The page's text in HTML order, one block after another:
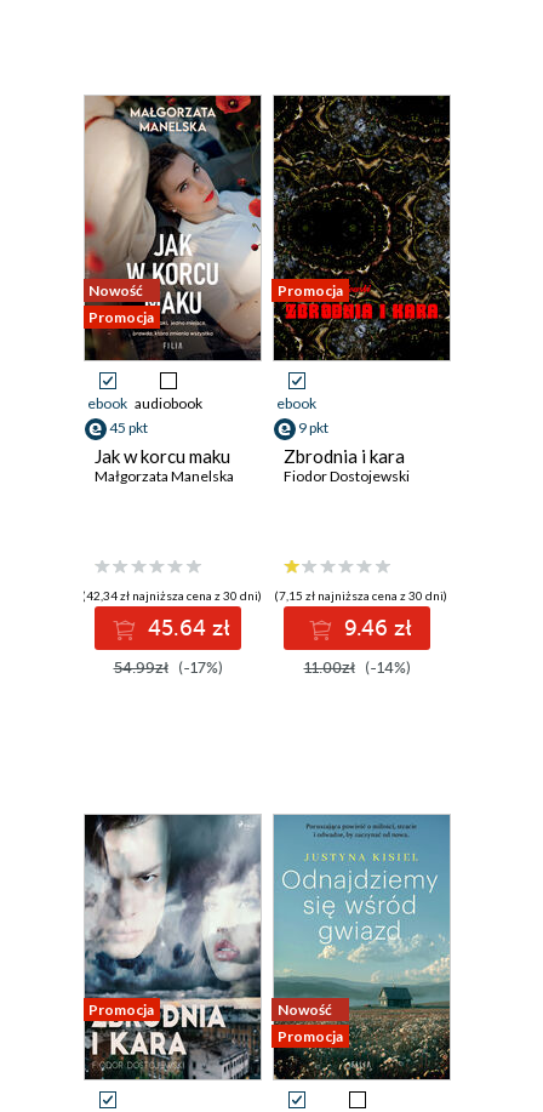
Nowość
Promocja
ebook audiobook
45 pkt
Jak w korcu maku
Małgorzata Manelska
(42,34 zł najniższa cena z 30 dni)
45.64 zł
54.99zł (-17%)
Promocja
ebook
9 pkt
Zbrodnia i kara
Fiodor Dostojewski
(7,15 zł najniższa cena z 30 dni)
9.46 zł
11.00zł (-14%)
Promocja
Nowość
Promocja